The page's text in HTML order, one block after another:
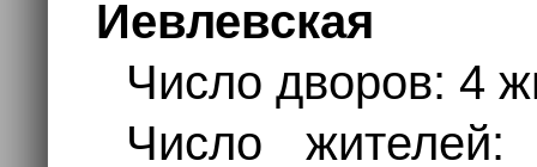
Иевлевская
Число дворов: 4
Число